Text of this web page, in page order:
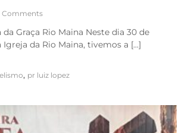
Comments
Graça Rio Maina Neste dia 30 de
Igreja da Rio Maina, tivemos a […]
, pr luiz lopez